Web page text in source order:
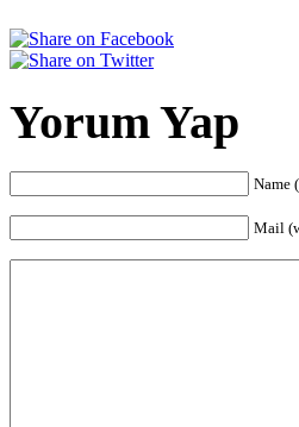
Yorum Yap
Name
Mail